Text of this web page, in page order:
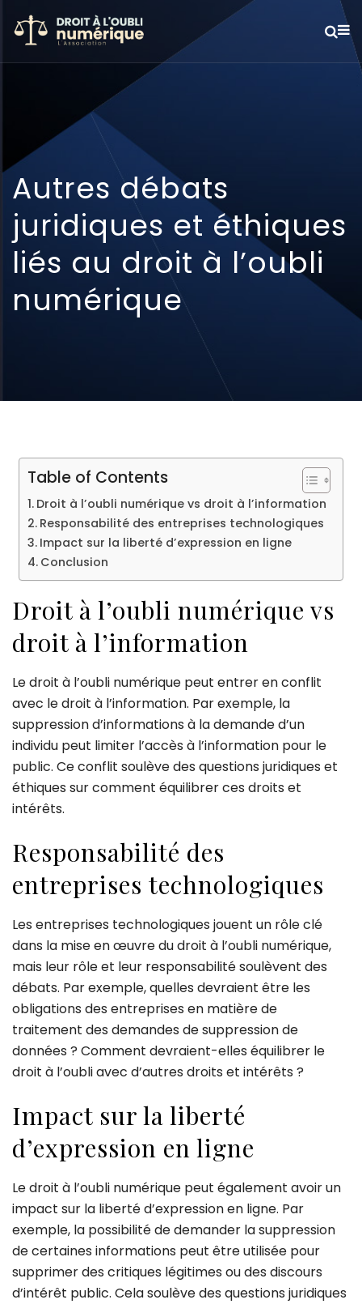
Autres débats
juridiques et éthiques
liés au droit à l’oubli
numérique
Table of Contents
Droit à l’oubli numérique vs droit à l’information
Responsabilité des entreprises technologiques
Impact sur la liberté d’expression en ligne
Conclusion
Droit à l’oubli numérique vs
droit à l’information
Le droit à l’oubli numérique peut entrer en conflit
avec le droit à l’information. Par exemple, la
suppression d’informations à la demande d’un
individu peut limiter l’accès à l’information pour le
public. Ce conflit soulève des questions juridiques et
éthiques sur comment équilibrer ces droits et
intérêts.
Responsabilité des
entreprises technologiques
Les entreprises technologiques jouent un rôle clé
dans la mise en œuvre du droit à l’oubli numérique,
mais leur rôle et leur responsabilité soulèvent des
débats. Par exemple, quelles devraient être les
obligations des entreprises en matière de
traitement des demandes de suppression de
données ? Comment devraient-elles équilibrer le
droit à l’oubli avec d’autres droits et intérêts ?
Impact sur la liberté
d’expression en ligne
Le droit à l’oubli numérique peut également avoir un
impact sur la liberté d’expression en ligne. Par
exemple, la possibilité de demander la suppression
de certaines informations peut être utilisée pour
supprimer des critiques légitimes ou des discours
d’intérêt public. Cela soulève des questions juridiques